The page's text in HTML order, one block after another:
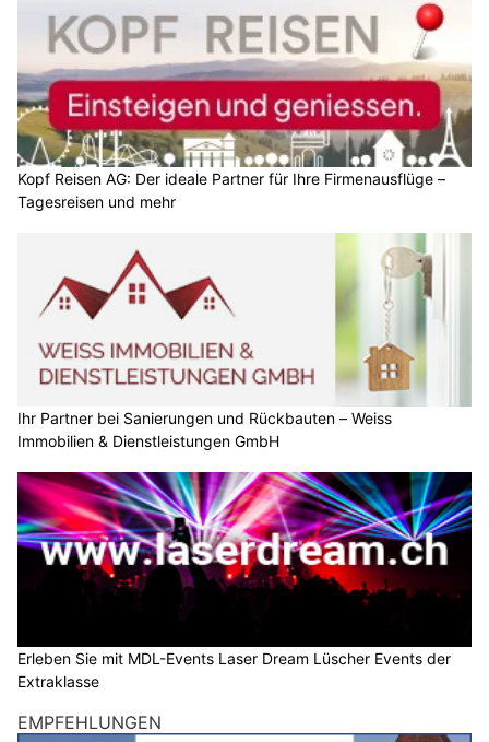
Kopf Reisen AG: Der ideale Partner für Ihre Firmenausflüge –
Tagesreisen und mehr
Ihr Partner bei Sanierungen und Rückbauten – Weiss
Immobilien & Dienstleistungen GmbH
Erleben Sie mit MDL-Events Laser Dream Lüscher Events der
Extraklasse
EMPFEHLUNGEN